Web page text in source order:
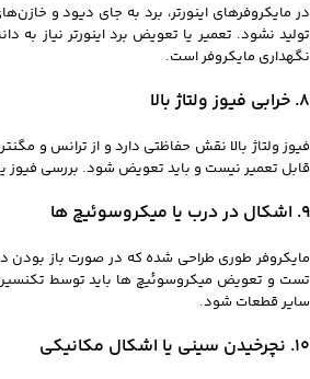
در مایکروفرهای اینورتر، برد به جای دیود و
تولید نشود. تعمیر یا تعویض برد اینورتر نیاز
نگهداری مایکروفر است.
8. خرابی فیوز ولتاژ بالا
فیوز ولتاژ بالا نقش حفاظتی دارد و از ترانس و
قابل تعمیر نیست و باید تعویض شود. بررسی فیوز
9. اشکال در درب یا میکروسوئیچ‌ ها
مایکروفر طوری طراحی شده که در صورت باز بودن
تست و تعویض میکروسوئیچ‌ ها باید توسط تکنسین
سایر قطعات شود.
10. نچرخیدن سینی یا اشکال مکانیکی